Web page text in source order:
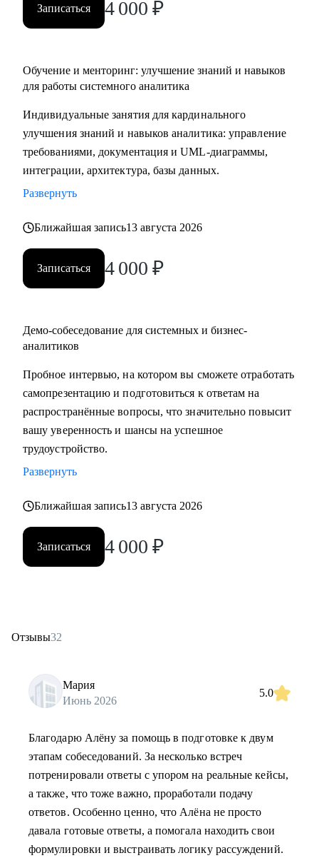
Записаться 4 000 ₽
Обучение и менторинг: улучшение знаний и навыков
для работы системного аналитика
Индивидуальные занятия для кардинального
улучшения знаний и навыков аналитика: управление
требованиями, документация и UML-диаграммы,
интеграции, архитектура, базы данных.
Развернуть
Ближайшая запись13 августа 2026
Записаться 4 000 ₽
Демо-собеседование для системных и бизнес-
аналитиков
Пробное интервью, на котором вы сможете отработать
самопрезентацию и подготовиться к ответам на
распространённые вопросы, что значительно повысит
вашу уверенность и шансы на успешное
трудоустройство.
Развернуть
Ближайшая запись13 августа 2026
Записаться 4 000 ₽
Отзывы32
Мария
Июнь 2026
5.0
Благодарю Алёну за помощь в подготовке к двум
этапам собеседований. За несколько встреч
потренировали ответы с упором на реальные кейсы,
а также, что тоже важно, проработали подачу
ответов. Особенно ценно, что Алёна не просто
давала готовые ответы, а помогала находить свои
формулировки и выстраивать логику рассуждений.